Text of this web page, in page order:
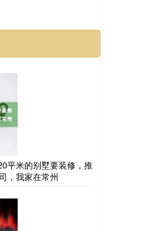
平米的别墅要装修，推
，我家在常州